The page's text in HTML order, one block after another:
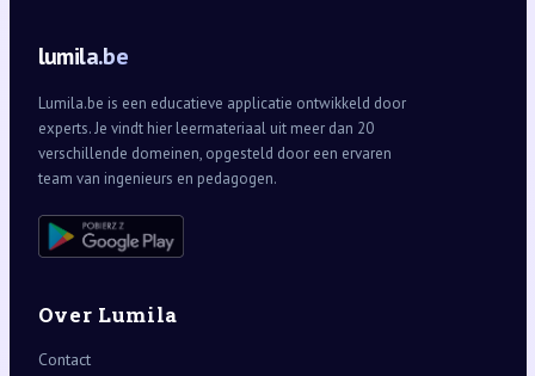
lumila.be
Lumila.be is een educatieve applicatie ontwikkeld door
experts. Je vindt hier leermateriaal uit meer dan 20
verschillende domeinen, opgesteld door een ervaren
team van ingenieurs en pedagogen.
Over Lumila
Contact